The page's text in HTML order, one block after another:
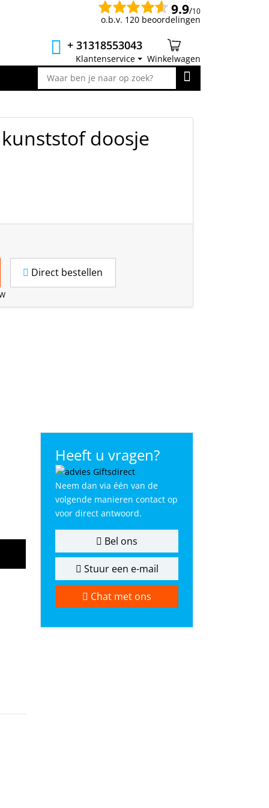
9.9/10
o.b.v. 120 beoordelingen
+ 31318553043
Klantenservice
Winkelwagen
doosje
Direct bestellen
Heeft u vragen?
Neem dan via één van de
volgende manieren contact op
voor direct antwoord.
Bel ons
Stuur een e-mail
Chat met ons